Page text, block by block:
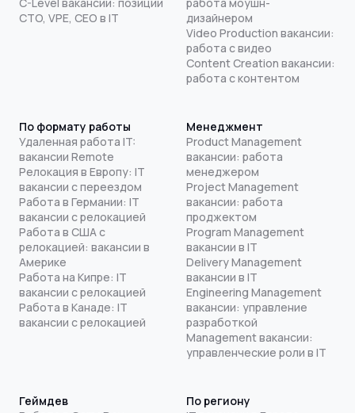
CTO, VPE, CEO в IT
дизайнером
Video Production вакансии:
работа с видео
Content Creation вакансии:
работа с контентом
По формату работы
Удаленная работа IT:
вакансии Remote
Релокация в Европу: IT
вакансии с переездом
Работа в Германии: IT
вакансии с релокацией
Работа в США с
релокацией: вакансии в
Америке
Работа на Кипре: IT
вакансии с релокацией
Работа в Канаде: IT
вакансии с релокацией
Менеджмент
Product Management
вакансии: работа
менеджером
Project Management
вакансии: работа
проджектом
Program Management
вакансии в IT
Delivery Management
вакансии в IT
Engineering Management
вакансии: управление
разработкой
Management вакансии:
управленческие роли в IT
Геймдев
По региону